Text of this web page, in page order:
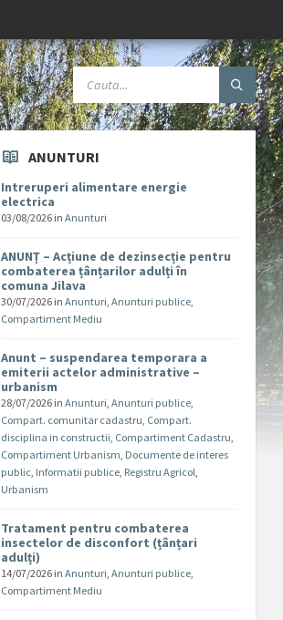
ANUNTURI
Intreruperi alimentare energie
electrica
03/08/2026 inAnunturi
ANUNȚ – Acțiune de dezinsecție pentru
combaterea țânțarilor adulți în
comuna Jilava
30/07/2026 inAnunturi,Anunturi publice,
Compartiment Mediu
Anunt – suspendarea temporara a
emiterii actelor administrative –
urbanism
28/07/2026 inAnunturi,Anunturi publice,
Compart. comunitar cadastru, Compart.
disciplina in constructii, Compartiment Cadastru,
Compartiment Urbanism, Documente de interes
public, Informatii publice, Registru Agricol,
Urbanism
Tratament pentru combaterea
insectelor de disconfort (țânțari
adulți)
14/07/2026 inAnunturi,Anunturi publice,
Compartiment Mediu